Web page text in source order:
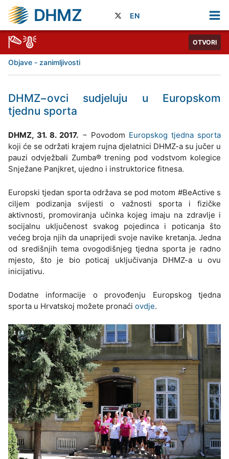
DHMZ EN
OTVORI
Objave - zanimljivosti
DHMZ−ovci sudjeluju u Europskom
tjednu sporta
DHMZ, 31. 8. 2017. − Povodom Europskog tjedna sporta
koji će se održati krajem rujna djelatnici DHMZ-a su jučer u
pauzi odvježbali Zumba® trening pod vodstvom kolegice
Snježane Panjkret, ujedno i instruktorice fitnesa.
Europski tjedan sporta održava se pod motom #BeActive s
ciljem podizanja svijesti o važnosti sporta i fizičke
aktivnosti, promoviranja učinka kojeg imaju na zdravlje i
socijalnu uključenost svakog pojedinca i poticanja što
većeg broja njih da unaprijedi svoje navike kretanja. Jedna
od središnjih tema ovogodišnjeg tjedna sporta je radno
mjesto, što je bio poticaj uključivanja DHMZ-a u ovu
inicijativu.
Dodatne informacije o provođenju Europskog tjedna
sporta u Hrvatskoj možete pronaći ovdje.
1/4